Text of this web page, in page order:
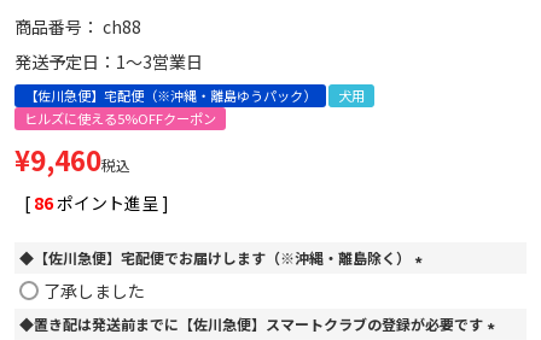
商品番号
ch88
発送予定日：1～3営業日
【佐川急便】宅配便（※沖縄・離島ゆうパック）
犬用
ヒルズに使える5%OFFクーポン
¥9,460税込
[ 86ポイント進呈 ]
◆【佐川急便】宅配便でお届けします（※沖縄・離島除く）
須
了承しました
◆置き配は発送前までに【佐川急便】スマートクラブの登録が必要です